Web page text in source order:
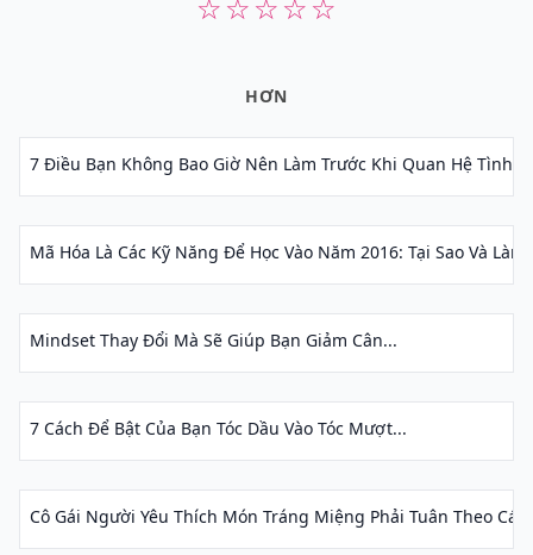
☆
☆
☆
☆
☆
HƠN
7 Điều Bạn Không Bao Giờ Nên Làm Trước Khi Quan Hệ Tình
Mã Hóa Là Các Kỹ Năng Để Học Vào Năm 2016: Tại Sao Và Làm
Mindset Thay Đổi Mà Sẽ Giúp Bạn Giảm Cân...
7 Cách Để Bật Của Bạn Tóc Dầu Vào Tóc Mượt...
Cô Gái Người Yêu Thích Món Tráng Miệng Phải Tuân Theo